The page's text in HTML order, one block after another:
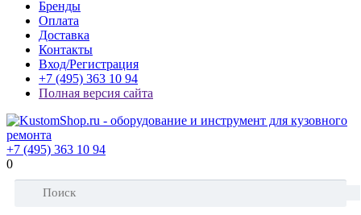
Бренды
Оплата
Доставка
Контакты
Вход/Регистрация
+7 (495) 363 10 94
Полная версия сайта
+7 (495) 363 10 94
0